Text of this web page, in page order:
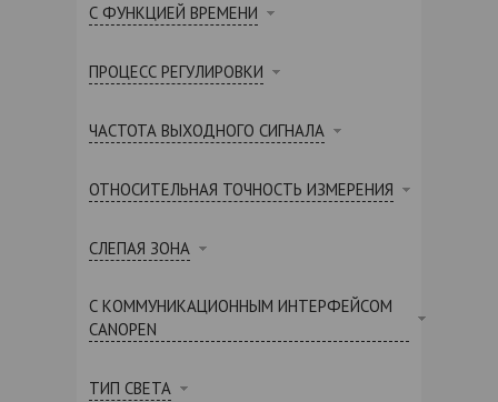
С ФУНКЦИЕЙ ВРЕМЕНИ
ПРОЦЕСС РЕГУЛИРОВКИ
ЧАСТОТА ВЫХОДНОГО СИГНАЛА
ОТНОСИТЕЛЬНАЯ ТОЧНОСТЬ ИЗМЕРЕНИЯ
СЛЕПАЯ ЗОНА
С КОММУНИКАЦИОННЫМ ИНТЕРФЕЙСОМ
CANOPEN
ТИП СВЕТА